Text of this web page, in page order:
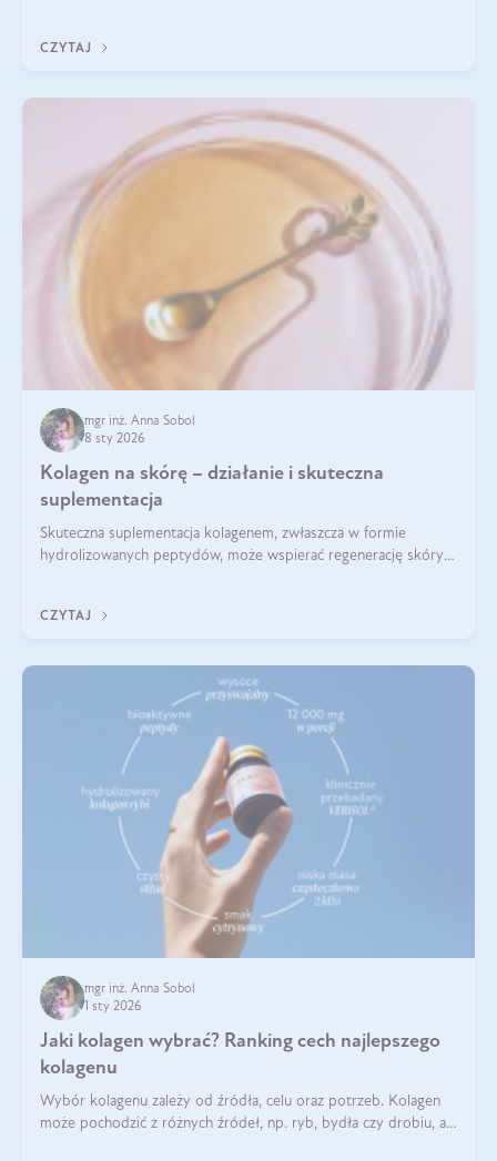
CZYTAJ
mgr inż. Anna Sobol
8 sty 2026
Kolagen na skórę – działanie i skuteczna
suplementacja
Skuteczna suplementacja kolagenem, zwłaszcza w formie
hydrolizowanych peptydów, może wspierać regenerację skóry i
CZYTAJ
mgr inż. Anna Sobol
1 sty 2026
Jaki kolagen wybrać? Ranking cech najlepszego
kolagenu
Wybór kolagenu zależy od źródła, celu oraz potrzeb. Kolagen
może pochodzić z różnych źródeł, np. ryb, bydła czy drobiu, a